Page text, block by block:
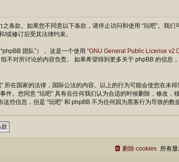
条款。如果您不同意以下条款，请停止访问和使用 “玩吧”。我们
或修订后受其法律约束。
团队”）， 这是一个使用 “GNU General Public License v2
不对所讨论的内容负责。 如果希望得到更多关于 phpBB 的信息
在国家的法律，国际公法的内容。以上的行为可能会使您在未
。您同意 “玩吧” 具有在任何我们认为合适的时候删除，修改，
信息，但是 “玩吧” 和 phpBB 不为任何因为黑客行为导致的数
所有
删除 cookies